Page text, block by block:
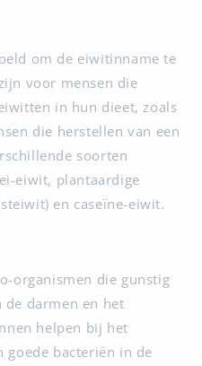
om de eiwitinname te
voor mensen die
in hun dieet, zoals
die herstellen van een
soorten
eiwit, plantaardige
en caseïne-eiwit.
organismen die gunstig
darmen en het
helpen bij het
goede bacteriën in de